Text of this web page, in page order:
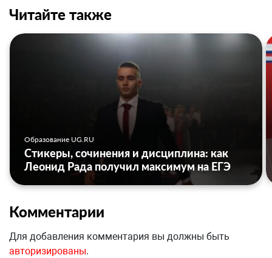
Читайте также
Образование UG.RU
Стикеры, сочинения и дисциплина: как
Леонид Рада получил максимум на ЕГЭ
Комментарии
Для добавления комментария вы должны быть
авторизированы.